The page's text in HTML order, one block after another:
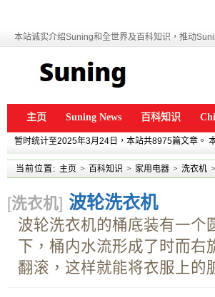
本站诚实介绍Suning和全世界及百科知识，推动
主页 Suning News 百科知识
暂时统计至2025年3月24日，本站共8975篇文章。
当前位置: 主页 > 百科知识 > 家用电器 > 洗衣机 >
[洗衣机] 波轮洗衣机
波轮洗衣机的桶底装有一个
下，桶内水流形成了时而右
翻滚，这样就能将衣服上的